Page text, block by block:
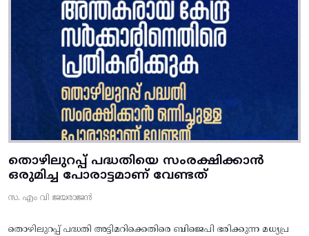
തൊഴിലുറപ്പ് പദ്ധതിയെ സംരക്ഷിക്കാൻ
ഒരുമിച്ച പോരാട്ടമാണ് വേണ്ടത്
സ. എം വി ജയരാജൻ
തൊഴിലുറപ്പ് പദ്ധതി അട്ടിമറിക്കെതിരെ ബിജെപി ഭരിക്കുന്ന മധ്യപ്ര